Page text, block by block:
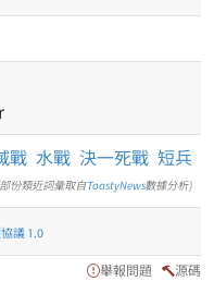
戰 水戰 決一死戰 短兵
份類近詞彙取自ToastyNews數據分析)
議 1.0
舉報問題 源碼